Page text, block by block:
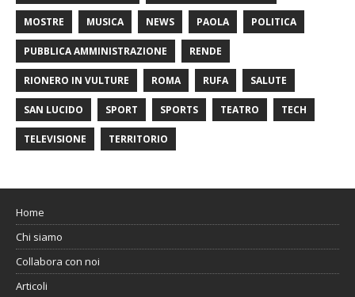
MOSTRE MUSICA NEWS PAOLA POLITICA
PUBBLICA AMMINISTRAZIONE RENDE
RIONERO IN VULTURE ROMA RUFA SALUTE
SAN LUCIDO SPORT SPORTS TEATRO TECH
TELEVISIONE TERRITORIO
Home
Chi siamo
Collabora con noi
Articoli